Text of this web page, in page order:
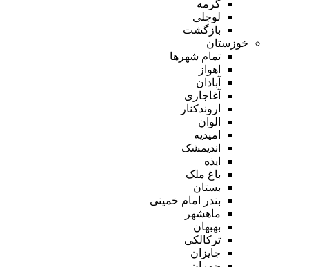
گرمه
لوجلی
بازگشت
خوزستان
تمام شهر‌ها
اهواز
آبادان
آغاجاری
اروندکنار
الوان
امیدیه
اندیمشک
ایذه
باغ ملک
بستان
بندر امام خمینی
ماهشهر
بهبهان
ترکالکی
جایزان